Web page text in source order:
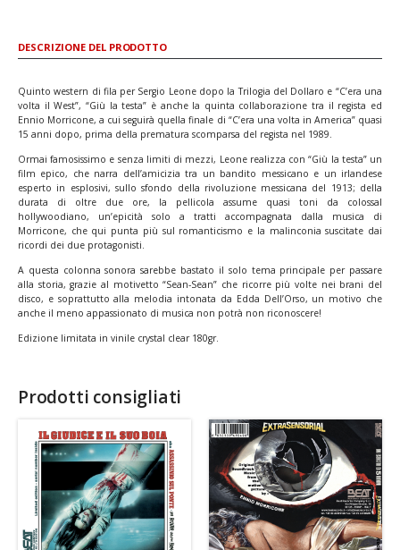
DESCRIZIONE DEL PRODOTTO
Quinto western di fila per Sergio Leone dopo la Trilogia del Dollaro e “C’era una
volta il West”, “Giù la testa” è anche la quinta collaborazione tra il regista ed
Ennio Morricone, a cui seguirà quella finale di “C’era una volta in America” quasi
15 anni dopo, prima della prematura scomparsa del regista nel 1989.
Ormai famosissimo e senza limiti di mezzi, Leone realizza con “Giù la testa” un
film epico, che narra dell’amicizia tra un bandito messicano e un irlandese
esperto in esplosivi, sullo sfondo della rivoluzione messicana del 1913; della
durata di oltre due ore, la pellicola assume quasi toni da colossal
hollywoodiano, un’epicità solo a tratti accompagnata dalla musica di
Morricone, che qui punta più sul romanticismo e la malinconia suscitate dai
ricordi dei due protagonisti.
A questa colonna sonora sarebbe bastato il solo tema principale per passare
alla storia, grazie al motivetto “Sean-Sean” che ricorre più volte nei brani del
disco, e soprattutto alla melodia intonata da Edda Dell’Orso, un motivo che
anche il meno appassionato di musica non potrà non riconoscere!
Edizione limitata in vinile crystal clear 180gr.
Prodotti consigliati